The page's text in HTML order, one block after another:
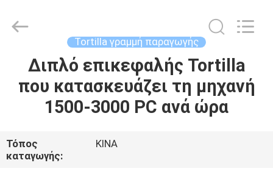
ΣΠΊΤΙ
ΠΡΟΪΌΝΤΑ
ΒΊΝΤΕΟ
Technology
Tortilla γραμμή παραγωγής
Διπλό επικεφαλής Tortilla
που κατασκευάζει τη μηχανή
1500-3000 PC ανά ώρα
Τόπος
καταγωγής:
ΚΙΝΑ